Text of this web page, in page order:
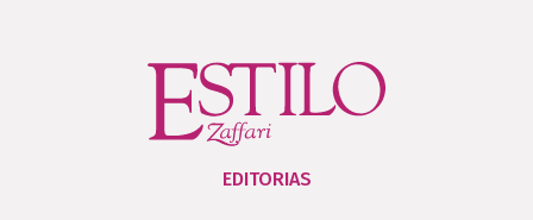
EDITORIAS